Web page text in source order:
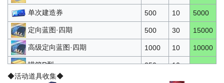
单次建造券 500 10 5000
定向蓝图·四期 500 30 15000
高级定向蓝图·四期 1000 10 10000
喵箱R型 250 10
◆活动道具收集◆